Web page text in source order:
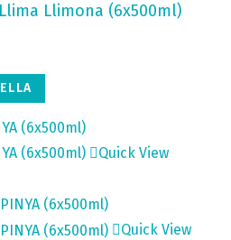
Llimona (6x500ml)
Quick View
Quick View